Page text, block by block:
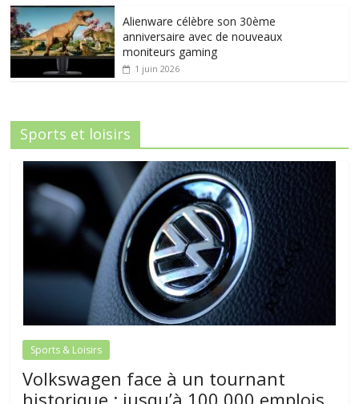
Alienware célèbre son 30ème
anniversaire avec de nouveaux
moniteurs gaming
1 juin 2026
Sports et loisirs
Sports & Loisirs
Volkswagen face à un tournant
historique : jusqu’à 100 000 emplois